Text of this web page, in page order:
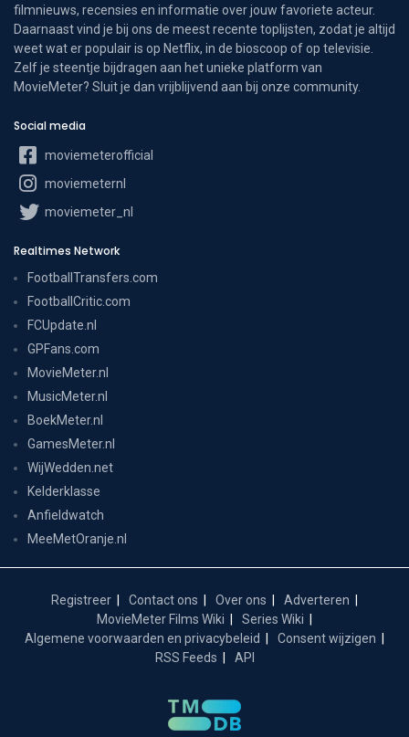
filmnieuws, recensies en informatie over jouw favoriete acteur.
Daarnaast vind je bij ons de meest recente toplijsten, zodat je altijd
weet wat er populair is op Netflix, in de bioscoop of op televisie.
Zelf je steentje bijdragen aan het unieke platform van
MovieMeter? Sluit je dan vrijblijvend aan bij onze community.
Social media
moviemeterofficial
moviemeternl
moviemeter_nl
Realtimes Network
FootballTransfers.com
FootballCritic.com
FCUpdate.nl
GPFans.com
MovieMeter.nl
MusicMeter.nl
BoekMeter.nl
GamesMeter.nl
WijWedden.net
Kelderklasse
Anfieldwatch
MeeMetOranje.nl
Registreer Contact ons Over ons
Adverteren
MovieMeter Films Wiki
Series Wiki
Algemene voorwaarden en privacybeleid
Consent wijzigen
RSS Feeds
API